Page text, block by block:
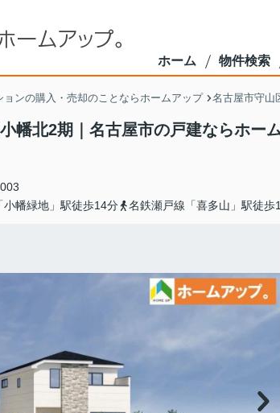
ホーム 物件検索
ンの購入・売却のことならホームアップ 名古屋市守山
幡北2期｜名古屋市の戸建ならホー
幡緑地」駅徒歩14分
名鉄瀬戸線「喜多山」駅徒歩